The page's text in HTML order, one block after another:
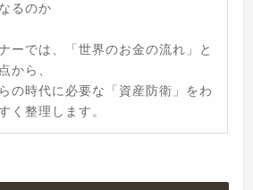
るのか
ーでは、「世界のお金の流れ」と
から、
の時代に必要な「資産防衛」をわ
く整理します。